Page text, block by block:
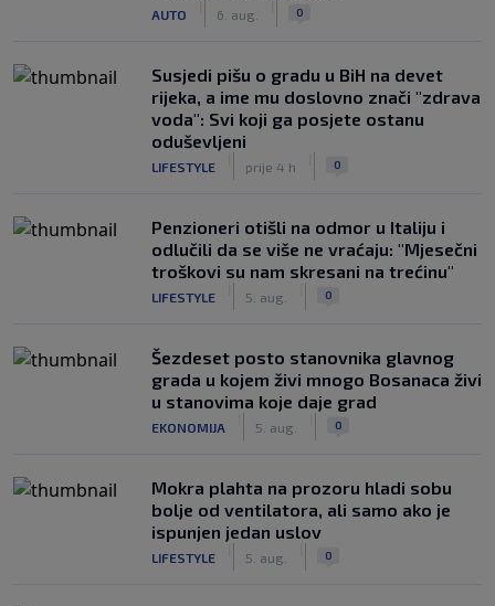
AUTO 6. aug. 0
Susjedi pišu o gradu u BiH na devet
rijeka, a ime mu doslovno znači "zdrava
voda": Svi koji ga posjete ostanu
oduševljeni
LIFESTYLE prije 4 h 0
Penzioneri otišli na odmor u Italiju i
odlučili da se više ne vraćaju: "Mjesečni
troškovi su nam skresani na trećinu"
LIFESTYLE 5. aug. 0
Šezdeset posto stanovnika glavnog
grada u kojem živi mnogo Bosanaca živi
u stanovima koje daje grad
EKONOMIJA 5. aug. 0
Mokra plahta na prozoru hladi sobu
bolje od ventilatora, ali samo ako je
ispunjen jedan uslov
LIFESTYLE 5. aug. 0